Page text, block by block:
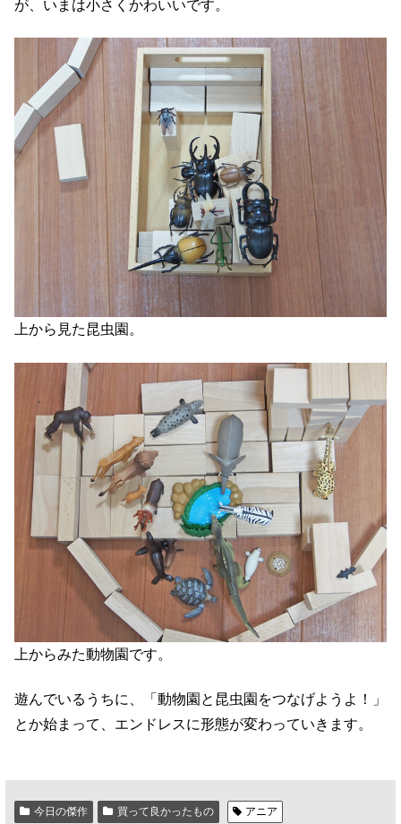
が、いまは小さくかわいいです。
上から見た昆虫園。
上からみた動物園です。
遊んでいるうちに、「動物園と昆虫園をつなげようよ！」
とか始まって、エンドレスに形態が変わっていきます。
今日の傑作 買って良かったもの
アニア